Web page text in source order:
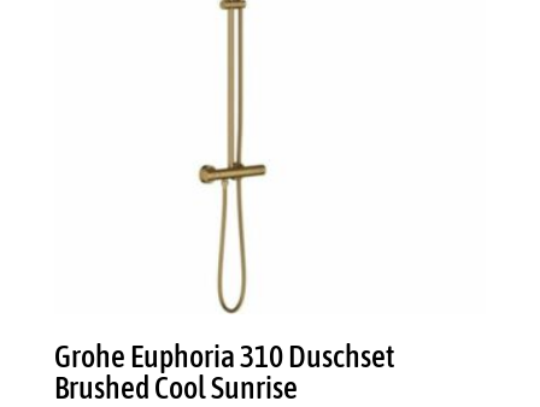
Grohe Euphoria 310 Duschset
Brushed Cool Sunrise